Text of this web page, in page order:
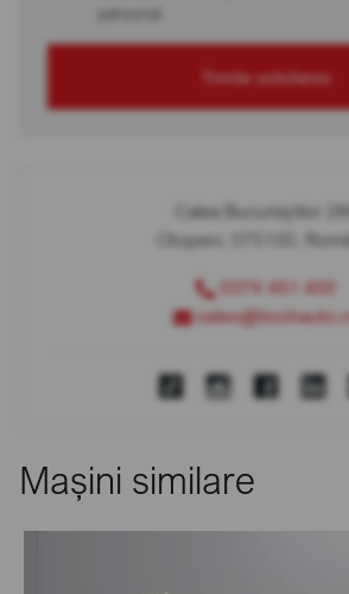
personal
Trimite solicitarea
Calea Bucureștilor 289
Otopeni, 075100,
0374 451 400
Mașini similare